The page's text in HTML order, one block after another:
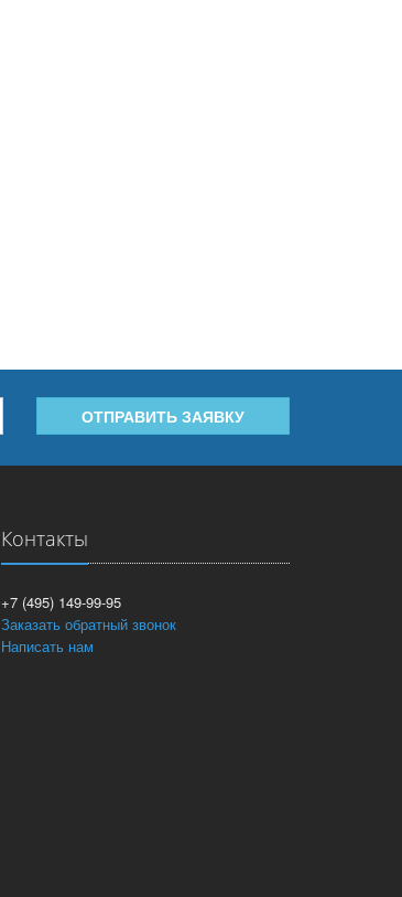
ОТПРАВИТЬ ЗАЯВКУ
Контакты
+7 (495) 149-99-95
Заказать обратный звонок
Написать нам